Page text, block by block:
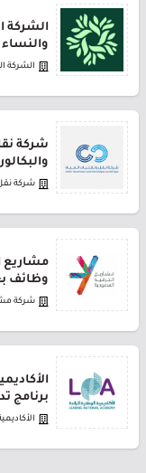
الشركة
الشركة
شركة
شركة
مشاريع
وظائف
شركة
برنامج